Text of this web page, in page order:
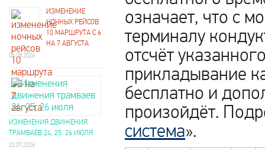
означает, что с
терминалу
отсчёт
прикладывание
бесплатно и
произойдёт.
система».
ИЗМЕНЕНИЕ
НОЧНЫХ РЕЙСОВ
10 МАРШРУТА С 6
НА 7 АВГУСТА
06.08.2026
ИЗМЕНЕНИЯ ДВИЖЕНИЯ
ТРАМВАЕВ 24, 25, 26 ИЮЛЯ
22.07.2026